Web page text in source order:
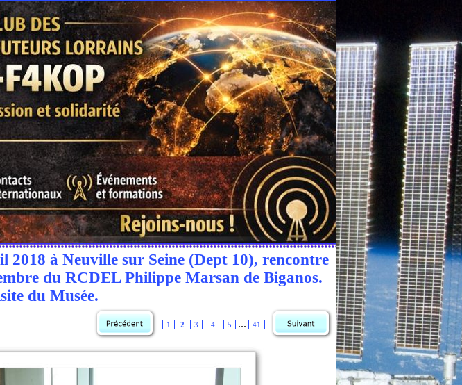
à Neuville sur Seine (Dept 10), rencontre
du RCDEL Philippe Marsan de Biganos.
du Musée.
1 2 3 4 5 ... 41